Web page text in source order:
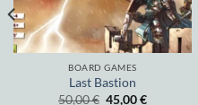
BOARD GAMES
Last Bastion
50,00€ 45,00€